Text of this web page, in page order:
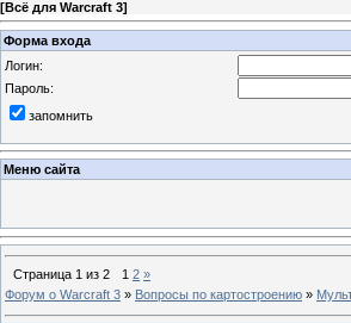
[Всё для Warcraft 3]
Форма входа
Логин:
Пароль:
запомнить
Меню сайта
Страница 1 из 2 1 2 »
Форум о Warcraft 3 » Вопросы по картостроению »